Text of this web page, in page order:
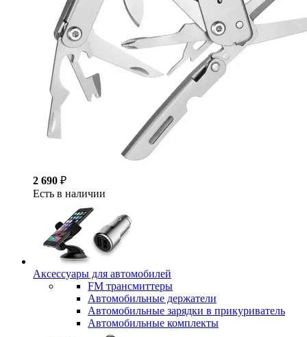
2 690 ₽
Есть в наличии
Аксессуары для автомобилей
FM трансмиттеры
Автомобильные держатели
Автомобильные зарядки в прикуриватель
Автомобильные комплекты